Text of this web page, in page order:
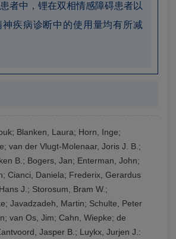
者中，锂在双相情感障碍患者以
神疾病诊断中的使用量均有所减
Blanken, Laura; Horn, Inge;
van der Vlugt-Molenaar, Joris J. B.;
B.; Bogers, Jan; Enterman, John;
Cianci, Daniela; Frederix, Gerardus
J.; Storosum, Bram W.;
Javadzadeh, Martin; Schulte, Peter
van Os, Jim; Cahn, Wiepke; de
Jasper B.; Luykx, Jurjen J.: